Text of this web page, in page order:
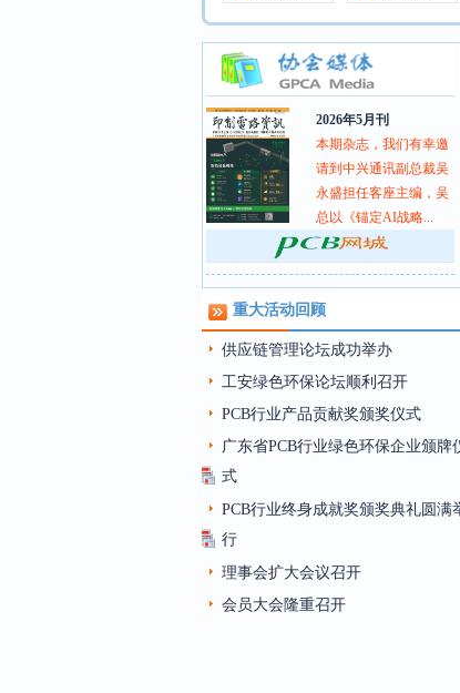
2026年5月刊
本期杂志，我们有幸邀
请到中兴通讯副总裁吴
永盛担任客座主编，吴
总以《锚定AI战略...
重大活动回顾
供应链管理论坛成功举办
工安绿色环保论坛顺利召开
PCB行业产品贡献奖颁奖仪式
广东省PCB行业绿色环保企业颁牌
式
PCB行业终身成就奖颁奖典礼圆满
行
理事会扩大会议召开
会员大会隆重召开